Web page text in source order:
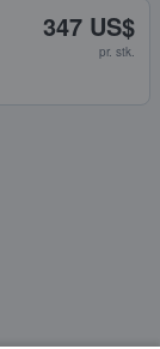
347 US$
pr. stk.